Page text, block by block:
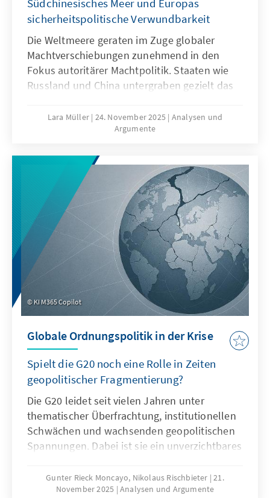
Südchinesisches Meer und Europas
sicherheitspolitische Verwundbarkeit
Die Weltmeere geraten im Zuge globaler
Machtverschiebungen zunehmend in den
Fokus autoritärer Machtpolitik. Staaten wie
Russland und China untergraben gezielt das
formen – eine Praxis, die als „Lawfare“
bekannt ist. In der Ostsee zeigen
Südchinesischen Meer demonstriert China,
wie Recht zur Machtfrage wird. Beide Fälle
verdeutlichen: Wo das Seerecht unterwandert
wird, geraten Europas Sicherheit,
Handlungsfähigkeit und die regelbasierte
Ordnung ins Wanken.
Lara Müller 24. November 2025 Analysen und
Argumente
KI M365 Copilot
Globale Ordnungspolitik in der Krise
Spielt die G20 noch eine Rolle in Zeiten
geopolitischer Fragmentierung?
Die G20 leidet seit vielen Jahren unter
thematischer Überfrachtung, institutionellen
Schwächen und wachsenden geopolitischen
Spannungen. Dabei ist sie ein unverzichtbares
muss daher ihre Legitimität und Wirksamkeit
zurückgewinnen. Dies kann nur gelingen,
Gunter Rieck Moncayo, Nikolaus Rischbieter 21.
November 2025 Analysen und Argumente